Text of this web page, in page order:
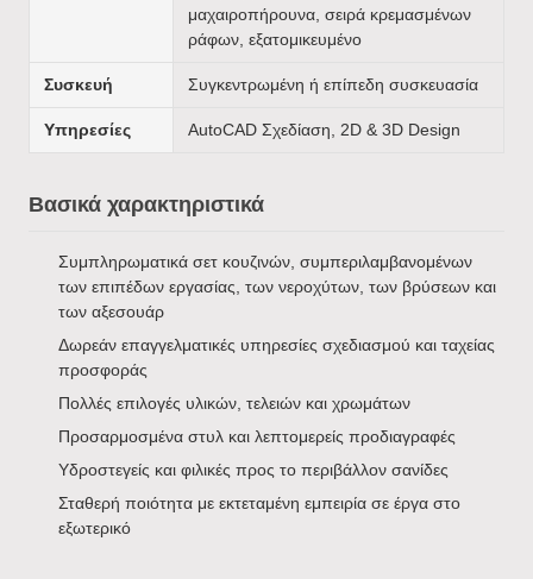
μαχαιροπήρουνα, σειρά κρεμασμένων
ράφων, εξατομικευμένο
Συσκευή Συγκεντρωμένη ή επίπεδη συσκευασία
Υπηρεσίες AutoCAD Σχεδίαση, 2D & 3D Design
Βασικά χαρακτηριστικά
Συμπληρωματικά σετ κουζινών, συμπεριλαμβανομένων
των επιπέδων εργασίας, των νεροχύτων, των βρύσεων και
των αξεσουάρ
Δωρεάν επαγγελματικές υπηρεσίες σχεδιασμού και ταχείας
προσφοράς
Πολλές επιλογές υλικών, τελειών και χρωμάτων
Προσαρμοσμένα στυλ και λεπτομερείς προδιαγραφές
Υδροστεγείς και φιλικές προς το περιβάλλον σανίδες
Σταθερή ποιότητα με εκτεταμένη εμπειρία σε έργα στο
εξωτερικό